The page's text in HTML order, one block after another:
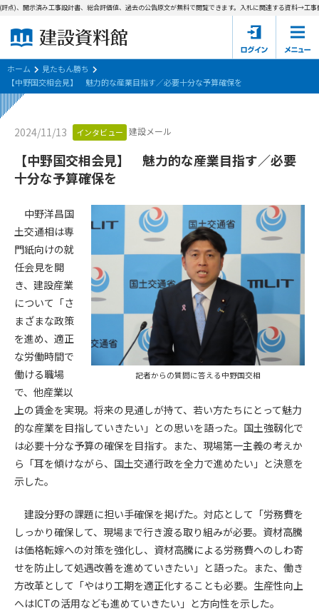
建設資料館とは
東京都の入札資料
国土交通省の入札資料
見たもん勝ち
会員登録について
サポーター会員一覧
会社概要 お問い合わせ
個人情報保護方針
会員規約
開示済み工事設計書、総合評価値、過去の公告原文が無料で閲覧できます。入札に関連する資料→工事費
ホーム
見たもん勝ち
【中野国交相会見】 魅力的な産業目指す／必要十分な予算確保を
2024/11/13 インタビュー 建設メール
【中野国交相会見】 魅力的な産業目指す／必要
十分な予算確保を
記者からの質問に答える中野国交相
中野洋昌国
土交通相は専
門紙向けの就
任会見を開
き、建設産業
について「さ
まざまな政策
を進め、適正
な労働時間で
働ける職場
で、他産業以
上の賃金を実現。将来の見通しが持て、若い方たちにとって魅力
的な産業を目指していきたい」との思いを語った。国土強靱化で
は必要十分な予算の確保を目指す。また、現場第一主義の考えか
ら「耳を傾けながら、国土交通行政を全力で進めたい」と決意を
示した。
建設分野の課題に担い手確保を掲げた。対応として「労務費を
しっかり確保して、現場まで行き渡る取り組みが必要。資材高騰
は価格転嫁への対策を強化し、資材高騰による労務費へのしわ寄
せを防止して処遇改善を進めていきたい」と語った。また、働き
方改革として「やはり工期を適正化することも必要。生産性向上
へはICTの活用なども進めていきたい」と方向性を示した。
第1条（規約の目的）
会員サービスの利用条件等について定めるものです。
2. 管理者が建設資料館WEB上で随時掲載するルールは本規約の
一部を構成するものとします。
第2条（規約の変更）
本規約は、会員の了承を得ることなく、随時変更されることが
あります。変更内容は、建設資料館WEB上に表示した時点で直
ちに全ての会員が了承したものとみなします。
第4条（会員審査および資格の取り消し）
会員とは、本規約を承諾の上、所定の会員申込手続きを完了
後、管理者がこれを承認した者をいいます。
第4条（会員の定義と登録）
1. 管理者は前条により審査の結果、会員申込みをした者が以下
の何れかの項目に該当することがわかった場合、その者の会
員としての権限を承認しないことがあります。
(1) 会員申し込みをした者が実在しなかった場合
(3) 会員申し込みの際、申告事項に虚偽があった場合
(4) 会員申込者が管理者所定の手続き通りに会員申込手続き処
理を行わなかった場合
(5) その他管理者が会員とすることを不適当と判断した場合
2. 管理者は承認後であっても承認した会員が前項の何れかに該
当することが判明した場合、会員資格を取り消すことがあり